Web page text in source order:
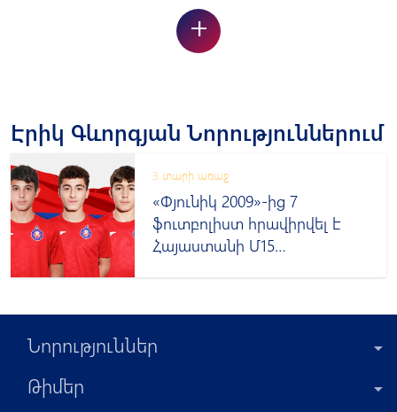
+
Էրիկ Գևորգյան Նորություններում
3 տարի առաջ
«Փյունիկ 2009»-ից 7
ֆուտբոլիստ հրավիրվել է
Հայաստանի Մ15
Նորություններ
Թիմեր